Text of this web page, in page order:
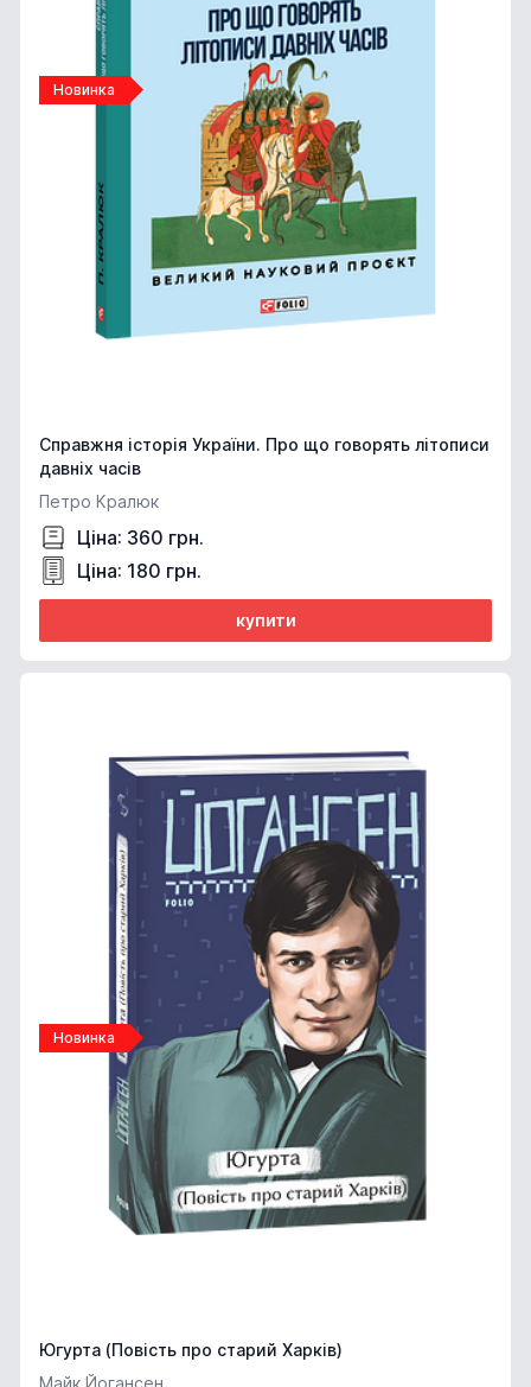
Новинка
Справжня історія України. Про що говорять літописи
давніх часів
Петро Кралюк
Ціна: 360 грн.
Ціна: 180 грн.
купити
Новинка
Югурта (Повість про старий Харків)